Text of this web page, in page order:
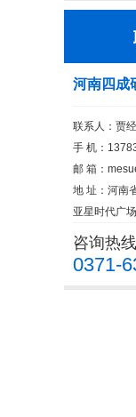
河南四成
联系人：贾
手 机：
邮 箱：
地 址：河南
亚星时代广
咨询热线
0371-